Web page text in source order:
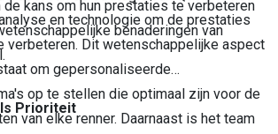
kans om hun prestaties te verbeteren
benaderingen van
en technologie om de prestaties
verbeteren. Dit wetenschappelijke aspect
om gepersonaliseerde
op te stellen die optimaal zijn voor de
van elke renner. Daarnaast is het team
Prioriteit